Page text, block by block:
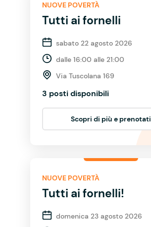
NUOVE POVERTÀ
Tutti ai fornelli
sabato 22 agosto 2026
dalle 16:00 alle 21:00
Via Tuscolana 169
3 posti disponibili
Scopri di più e prenotati
NUOVE POVERTÀ
Tutti ai fornelli!
domenica 23 agosto 2026